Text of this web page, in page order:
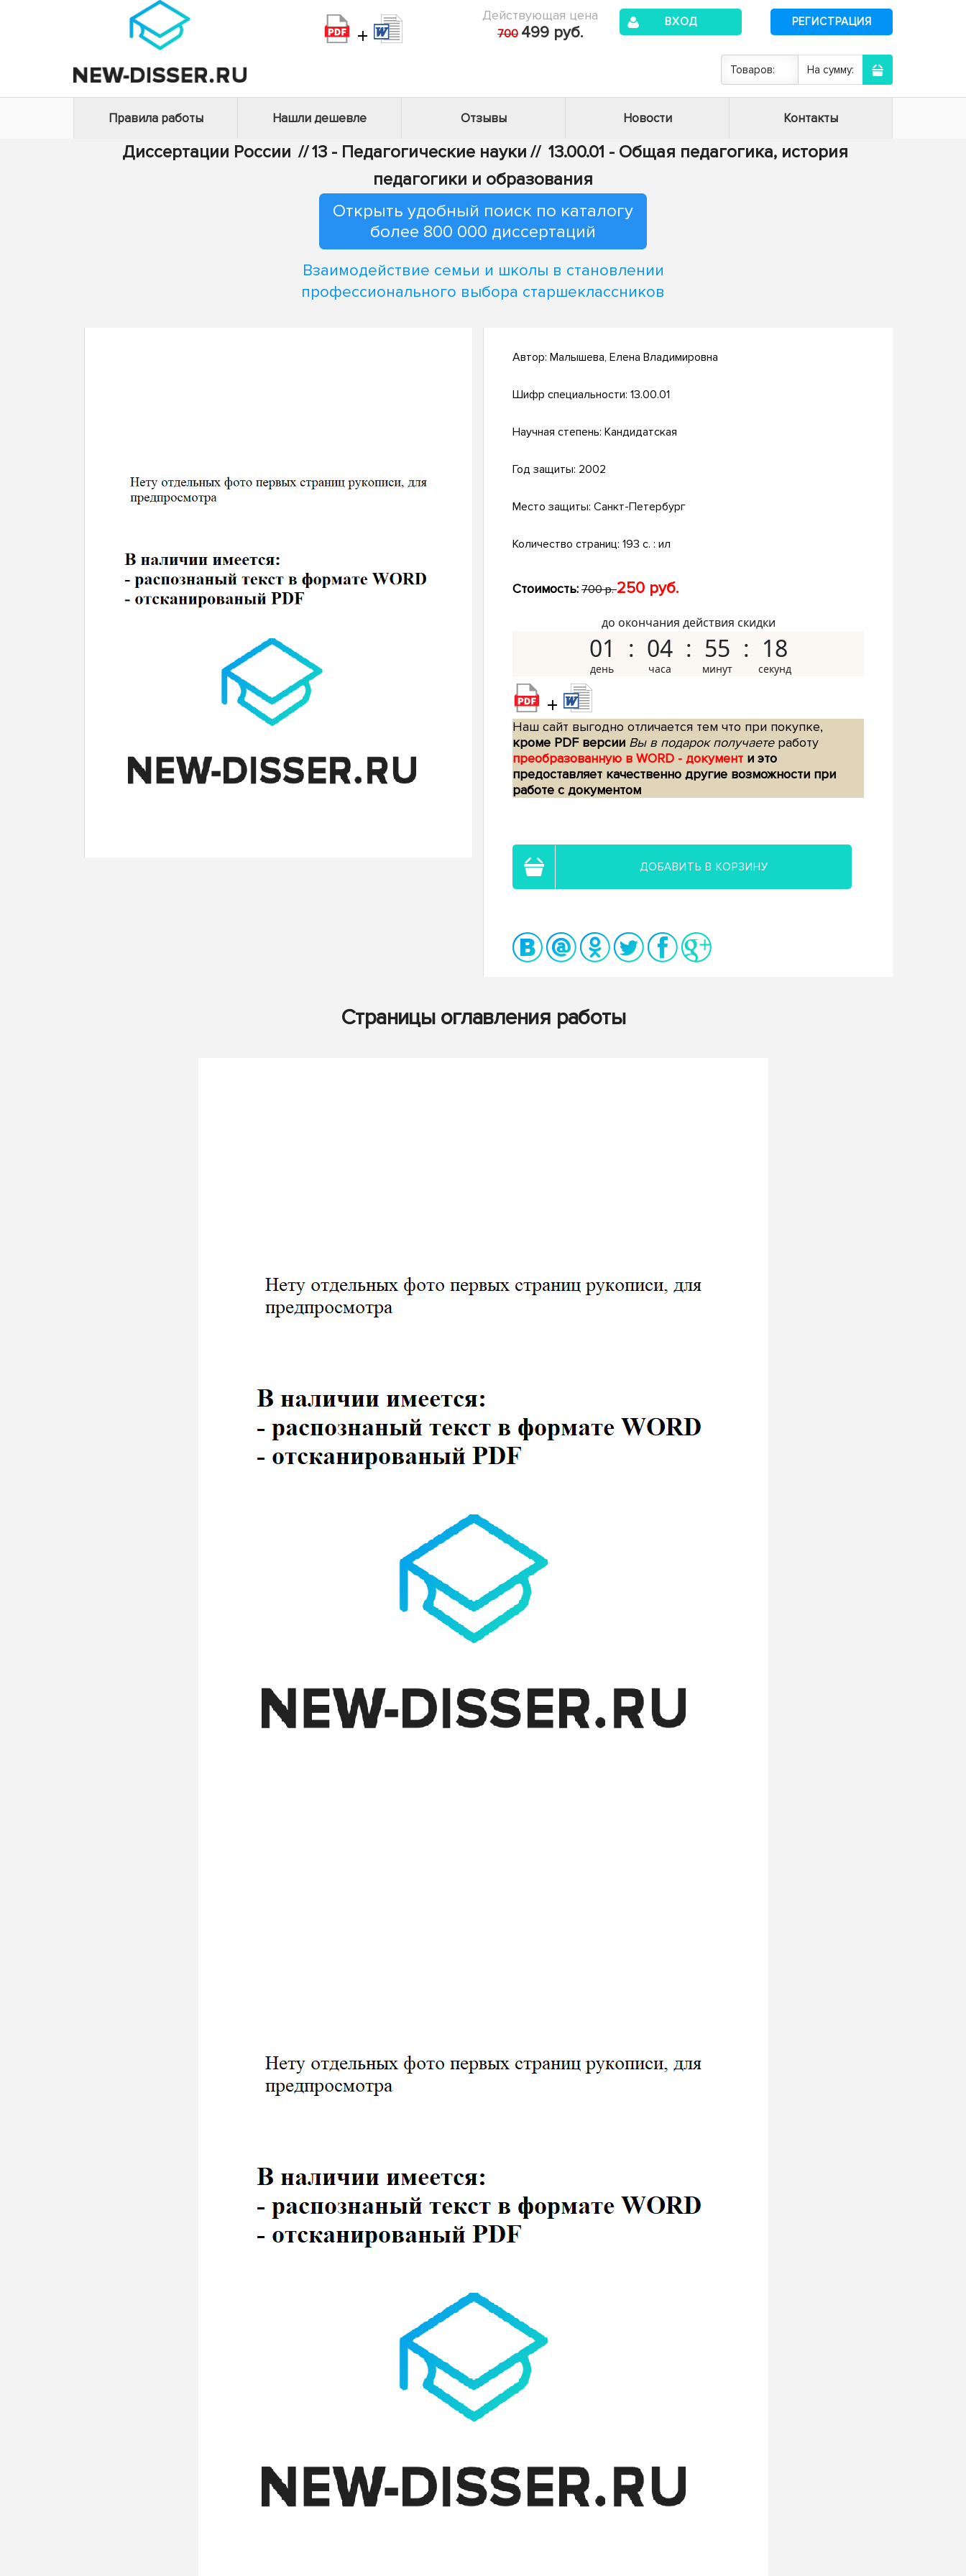
+
Действующая цена
700 499 руб.
ВХОД РЕГИСТРАЦИЯ
Товаров: На сумму:
Правила работы Нашли дешевле Отзывы Новости Контакты
Диссертации России //13 - Педагогические науки // 13.00.01 - Общая педагогика, история
педагогики и образования
Открыть удобный поиск по каталогу
более 800 000 диссертаций
Взаимодействие семьи и школы в становлении
профессионального выбора старшеклассников
Автор: Малышева, Елена Владимировна
Шифр специальности: 13.00.01
Научная степень: Кандидатская
Год защиты: 2002
Место защиты: Санкт-Петербург
Количество страниц: 193 с. : ил
Стоимость: 700 р.250 руб.
до окончания действия скидки
01 04 55 17
+
Наш сайт выгодно отличается тем что при покупке,
кроме PDF версии Вы в подарок получаетеработу
преобразованную в WORD - документ и это
предоставляет качественно другие возможности при
работе с документом
ДОБАВИТЬ В КОРЗИНУ
Страницы оглавления работы